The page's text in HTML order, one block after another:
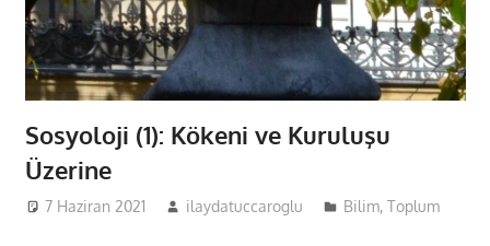
Sosyoloji (1): Kökeni ve Kuruluşu
Üzerine
7 Haziran 2021 ilaydatuccaroglu Bilim,Toplum